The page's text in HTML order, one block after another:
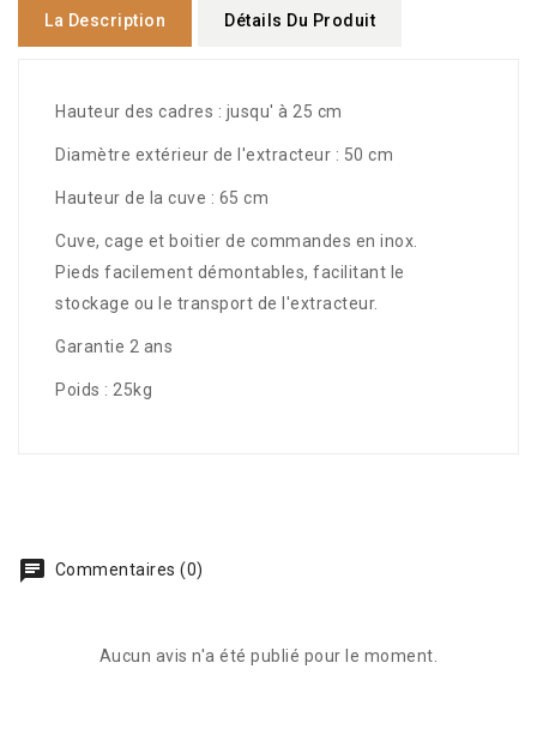
La Description Détails Du Produit
Hauteur des cadres : jusqu' à 25 cm
Diamètre extérieur de l'extracteur : 50 cm
Hauteur de la cuve : 65 cm
Cuve, cage et boitier de commandes en inox.
Pieds facilement démontables, facilitant le
stockage ou le transport de l'extracteur.
Garantie 2 ans
Poids : 25kg
Commentaires (0)
Aucun avis n'a été publié pour le moment.